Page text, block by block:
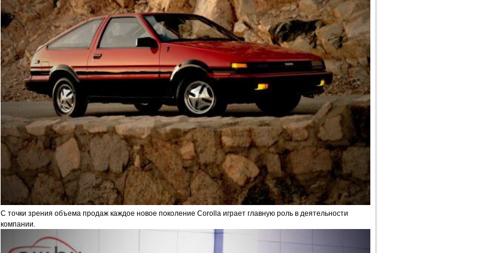
С точки зрения объема продаж каждое новое поколение Corolla играет главную роль в деятельности
компании.